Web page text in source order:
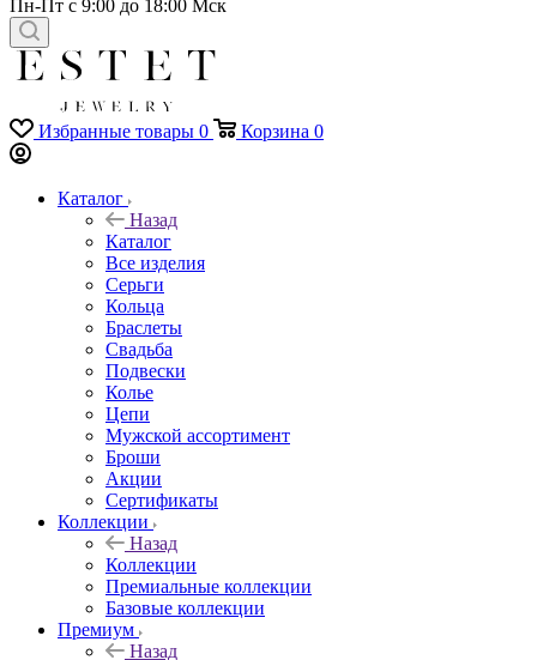
Пн-Пт с 9:00 до 18:00 Мск
Избранные товары 0 Корзина 0
Каталог
Назад
Каталог
Все изделия
Серьги
Кольца
Браслеты
Свадьба
Подвески
Колье
Цепи
Мужской ассортимент
Броши
Акции
Сертификаты
Коллекции
Назад
Коллекции
Премиальные коллекции
Базовые коллекции
Премиум
Назад